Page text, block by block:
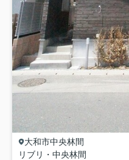
大和市中央林間
リブリ・中央林間